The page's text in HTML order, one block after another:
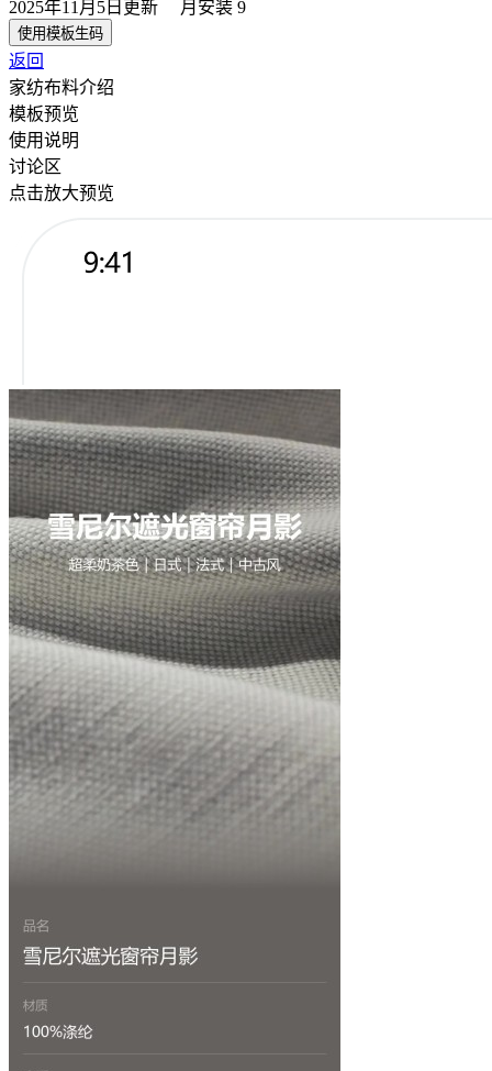
2025年11月5日 更新 月安装 9
使用模板生码
返回
家纺布料介绍
模板预览
使用说明
讨论区
点击放大预览